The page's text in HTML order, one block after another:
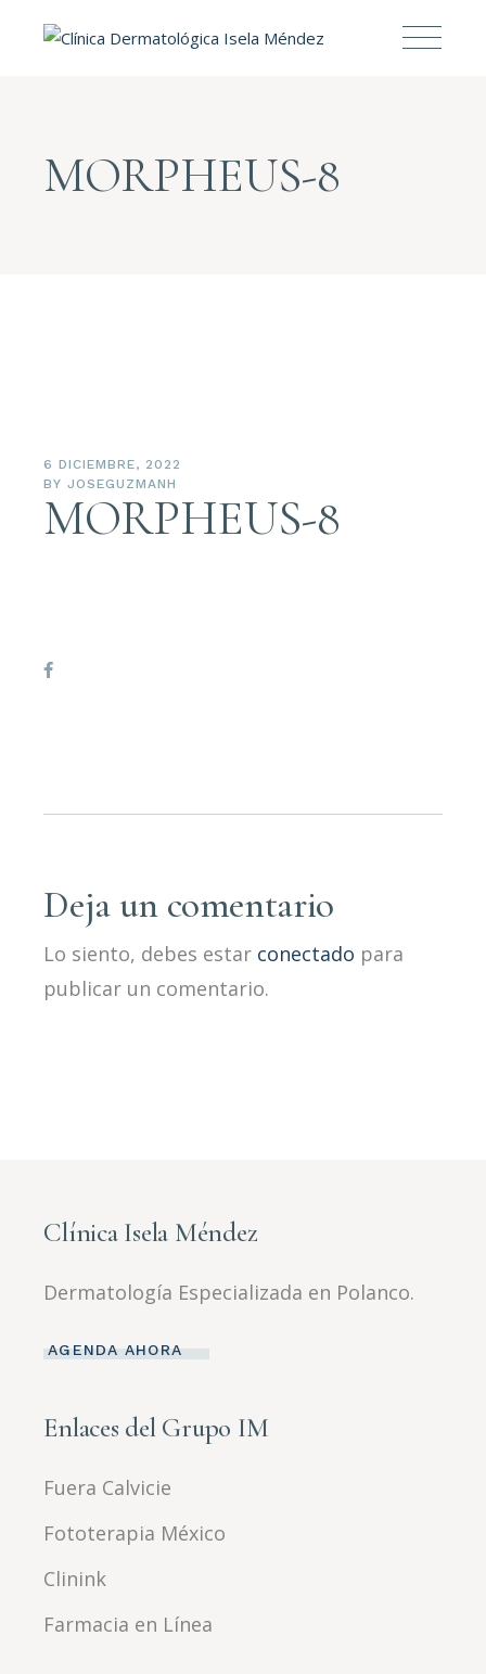
MORPHEUS-8
6 DICIEMBRE, 2022
BY JOSEGUZMANH
MORPHEUS-8
Deja un comentario
Lo siento, debes estar conectado para
publicar un comentario.
Clínica Isela Méndez
Dermatología Especializada en Polanco.
AGENDA AHORA
Enlaces del Grupo IM
Fuera Calvicie
Fototerapia México
Clinink
Farmacia en Línea